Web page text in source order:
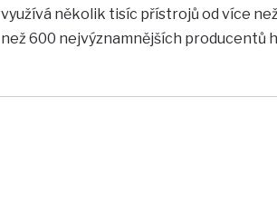
využívá několik tisíc přístrojů od více
než 600 nejvýznamnějších producentů